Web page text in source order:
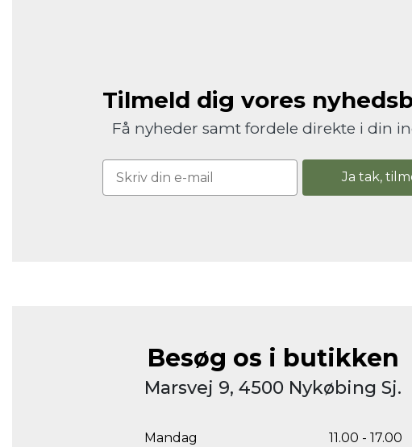
Tilmeld dig vores
Få nyheder samt fordele direkte i din
Ja tak,
Besøg os i butikken
Marsvej 9, 4500 Nykøbing Sj.
Mandag
11.00 - 17.00